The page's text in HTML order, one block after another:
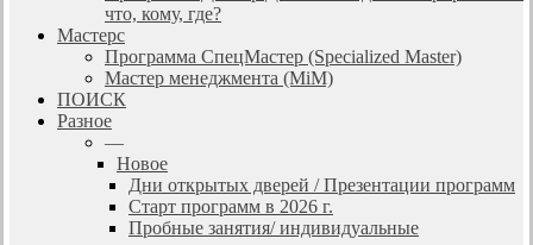
что, кому, где?
Мастерс
Программа СпецМастер (Specialized Master)
Мастер менеджмента (MiM)
ПОИСК
Разное
—
Новое
Дни открытых дверей / Презентации программ
Старт программ в 2026 г.
Пробные занятия/ индивидуальные